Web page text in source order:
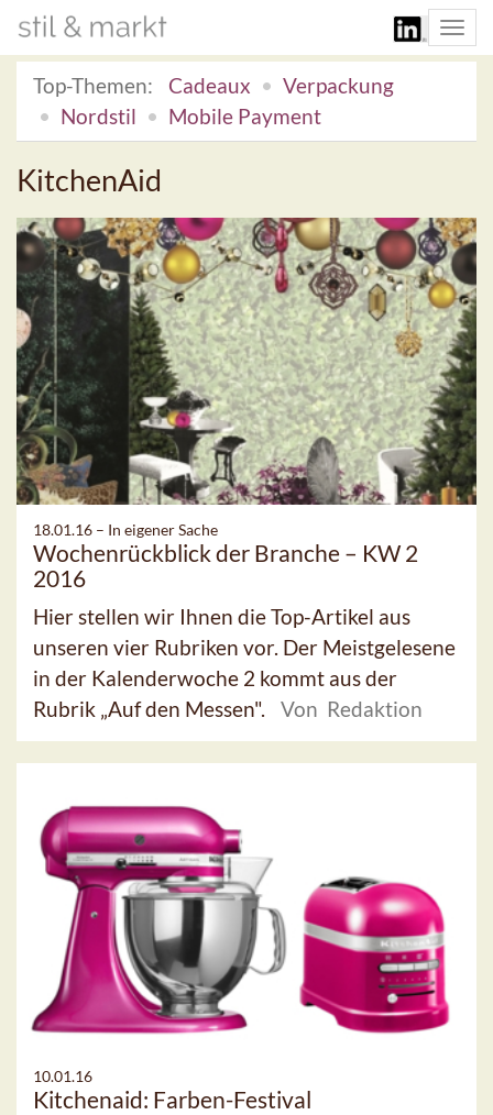
Top-Themen:
Cadeaux
Verpackung
Nordstil
Mobile Payment
KitchenAid
18.01.16 – In eigener Sache
Wochenrückblick der Branche – KW 2
2016
Hier stellen wir Ihnen die Top-Artikel aus
unseren vier Rubriken vor. Der Meistgelesene
in der Kalenderwoche 2 kommt aus der
Rubrik „Auf den Messen".
Von Redaktion
10.01.16
Kitchenaid: Farben-Festival